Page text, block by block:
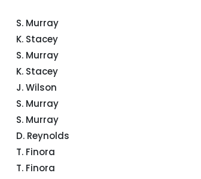
S. Murray
K. Stacey
S. Murray
K. Stacey
J. Wilson
S. Murray
S. Murray
D. Reynolds
T. Finora
T. Finora